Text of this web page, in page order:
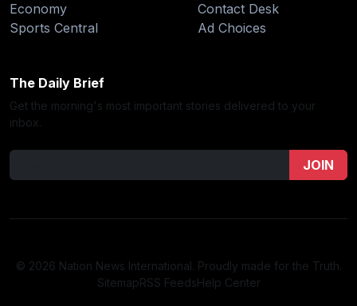
Economy
Sports Central
Contact Desk
Ad Choices
The Daily Brief
Get the morning's most important stories delivered to your
inbox.
JOIN
© 2026 Nation News International. Proudly made for the Truth.
SitemapRSS FeedsHelp Center